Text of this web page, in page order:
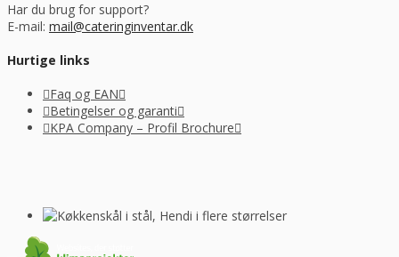
Har du brug for support?
E-mail: mail@cateringinventar.dk
Hurtige links
Faq og EAN
Betingelser og garanti
KPA Company – Profil Brochure